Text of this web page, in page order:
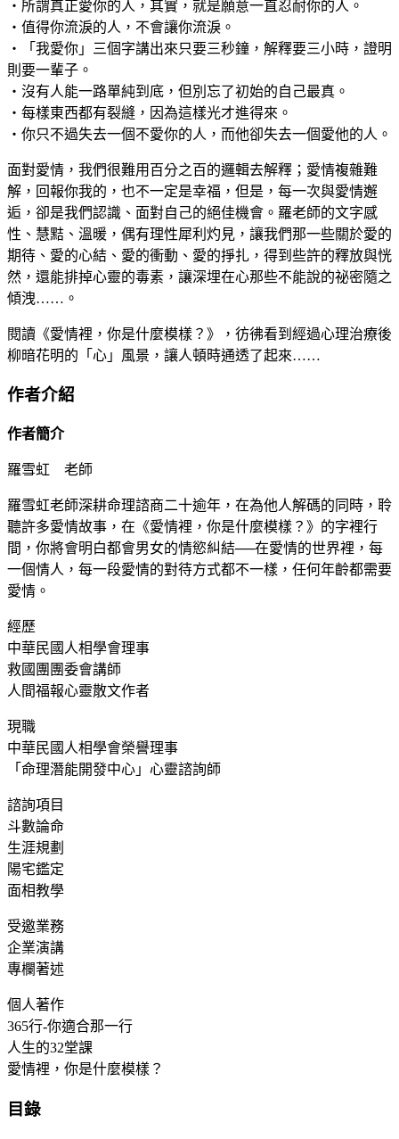
‧所謂真正愛你的人，其實，就是願意一直忍耐你的人。
‧值得你流淚的人，不會讓你流淚。
‧「我愛你」三個字講出來只要三秒鐘，解釋要三小時，證明
則要一輩子。
‧沒有人能一路單純到底，但別忘了初始的自己最真。
‧每樣東西都有裂縫，因為這樣光才進得來。
‧你只不過失去一個不愛你的人，而他卻失去一個愛他的人。
面對愛情，我們很難用百分之百的邏輯去解釋；愛情複雜難
解，回報你我的，也不一定是幸福，但是，每一次與愛情邂
逅，卻是我們認識、面對自己的絕佳機會。羅老師的文字感
性、慧黠、溫暖，偶有理性犀利灼見，讓我們那一些關於愛的
期待、愛的心結、愛的衝動、愛的掙扎，得到些許的釋放與恍
然，還能排掉心靈的毒素，讓深埋在心那些不能說的祕密隨之
傾洩……。
閱讀《愛情裡，你是什麼模樣？》，彷彿看到經過心理治療後
柳暗花明的「心」風景，讓人頓時通透了起來……
作者介紹
作者簡介
羅雪虹 老師
羅雪虹老師深耕命理諮商二十逾年，在為他人解碼的同時，聆
聽許多愛情故事，在《愛情裡，你是什麼模樣？》的字裡行
間，你將會明白都會男女的情慾糾結──在愛情的世界裡，每
一個情人，每一段愛情的對待方式都不一樣，任何年齡都需要
愛情。
經歷
中華民國人相學會理事
救國團團委會講師
人間福報心靈散文作者
現職
中華民國人相學會榮譽理事
「命理潛能開發中心」心靈諮詢師
諮詢項目
斗數論命
生涯規劃
陽宅鑑定
面相教學
受邀業務
企業演講
專欄著述
個人著作
365行-你適合那一行
人生的32堂課
愛情裡，你是什麼模樣？
目錄